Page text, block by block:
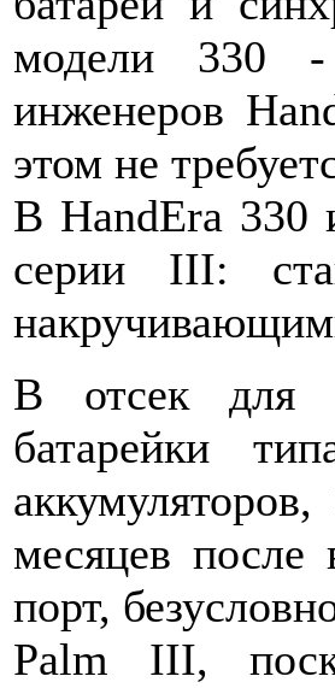
модели 330 -
инженеров
этом не
В HandEra 330
серии III:
В отсек для
батарейки
месяцев после
порт,
Palm III,